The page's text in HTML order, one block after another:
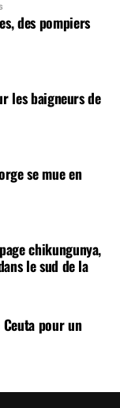
des pompiers
les baigneurs de
se mue en
chikungunya,
le sud de la
pour un